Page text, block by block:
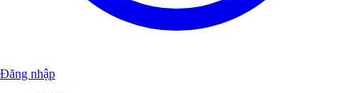
Đăng nhập